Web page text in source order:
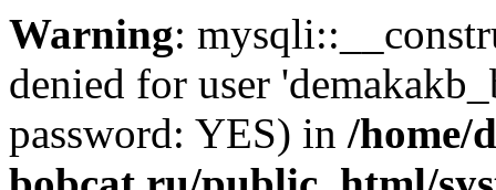
Warning:
denied for user
password: YES) in /home/